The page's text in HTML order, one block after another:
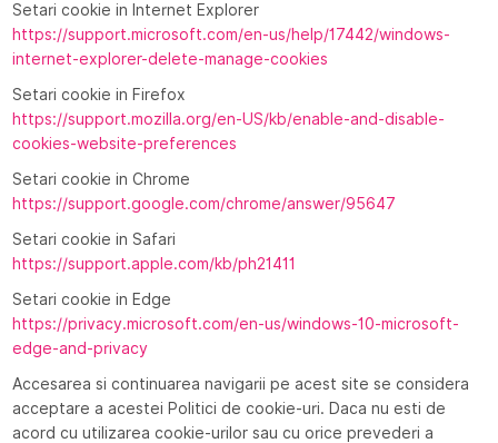
Bocado
Mercadi
HoReCa
RO EN
Setari cookie in Internet Explorer
https://support.microsoft.com/en-us/help/17442/windows-
internet-explorer-delete-manage-cookies
Setari cookie in Firefox
https://support.mozilla.org/en-US/kb/enable-and-disable-
cookies-website-preferences
Setari cookie in Chrome
https://support.google.com/chrome/answer/95647
Setari cookie in Safari
https://support.apple.com/kb/ph21411
Setari cookie in Edge
https://privacy.microsoft.com/en-us/windows-10-microsoft-
edge-and-privacy
Accesarea si continuarea navigarii pe acest site se considera
acceptare a acestei Politici de cookie-uri. Daca nu esti de
acord cu utilizarea cookie-urilor sau cu orice prevederi a